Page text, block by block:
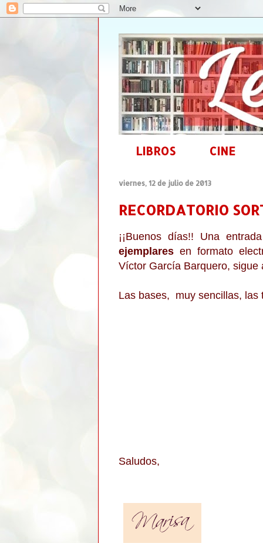
LIBROS CINE
viernes, 12 de julio de 2013
RECORDATORIO
¡¡Buenos días!! Una
ejemplares en formato
Víctor García Barquero, sigue
Las bases, muy sencillas, las
Saludos,